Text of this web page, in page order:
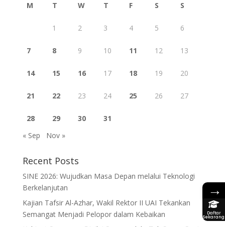
M T W T F S S
1 2 3 4 5 6
7 8 9 10 11 12 13
14 15 16 17 18 19 20
21 22 23 24 25 26 27
28 29 30
31
« Sep
Nov »
Recent Posts
SINE 2026: Wujudkan Masa Depan melalui Teknologi
Berkelanjutan
Kajian Tafsir Al-Azhar, Wakil Rektor II UAI Tekankan
Semangat Menjadi Pelopor dalam Kebaikan
→
Daftar
Sekarang